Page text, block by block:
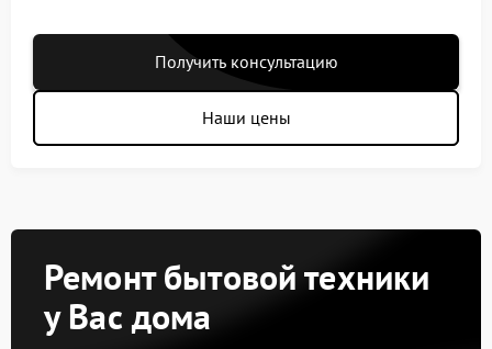
Получить консультацию
Наши цены
Ремонт бытовой техники
у Вас дома